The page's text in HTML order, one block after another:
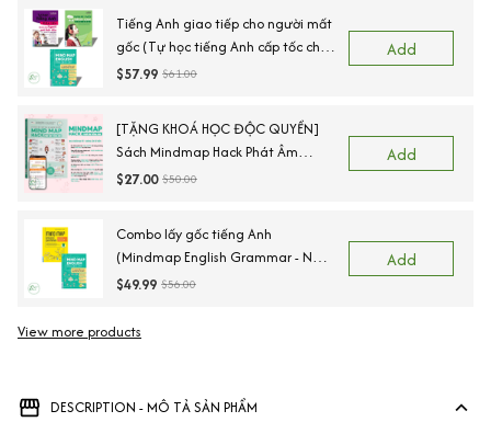
Tiếng Anh giao tiếp cho người mất
gốc (Tự học tiếng Anh cấp tốc cho
người mới bắt đầu+Tự học nghe
$57.99 $61.00
Add
[TẶNG KHOÁ HỌC ĐỘC QUYỀN]
Sách Mindmap Hack Phát Âm
Tiếng Anh Cho Người Mới Bắt Đầu,
$27.00 $50.00
Add
Combo lấy gốc tiếng Anh
(Mindmap English Grammar - Ngữ
Pháp Tiếng Anh Bằng Sơ Đồ Tư
- Từ Vựng Tiếng Anh Qua Sơ Đồ
$49.99 $56.00
Add
View more products
DESCRIPTION - MÔ TẢ SẢN PHẨM